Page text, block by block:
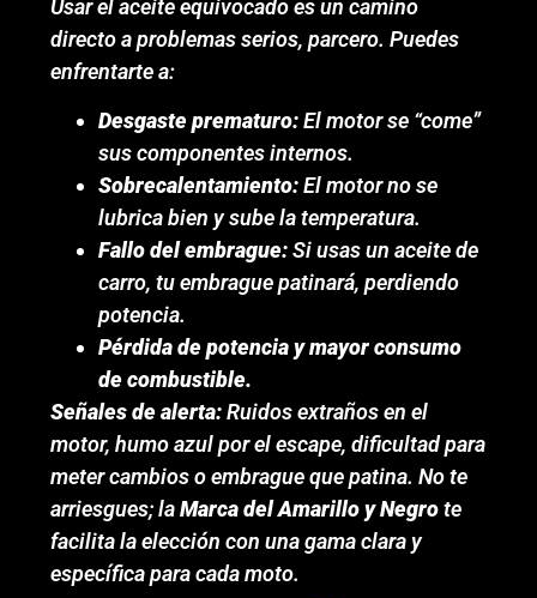
Usar el aceite equivocado es un camino
directo a problemas serios, parcero. Puedes
enfrentarte a:
Desgaste prematuro:El motor se “come”
sus componentes internos.
Sobrecalentamiento:El motor no se
lubrica bien y sube la temperatura.
Fallo del embrague:Si usas un aceite de
carro, tu embrague patinará, perdiendo
potencia.
Pérdida de potencia y mayor consumo
de combustible.
Señales de alerta:Ruidos extraños en el
motor, humo azul por el escape, dificultad para
meter cambios o embrague que patina. No te
arriesgues; laMarca del Amarillo y Negrote
facilita la elección con una gama clara y
específica para cada moto.